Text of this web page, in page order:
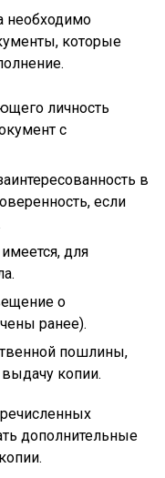
необходимо
которые
личность
с
в
если
для
о
ранее).
пошлины,
выдачу копии.
дополнительные